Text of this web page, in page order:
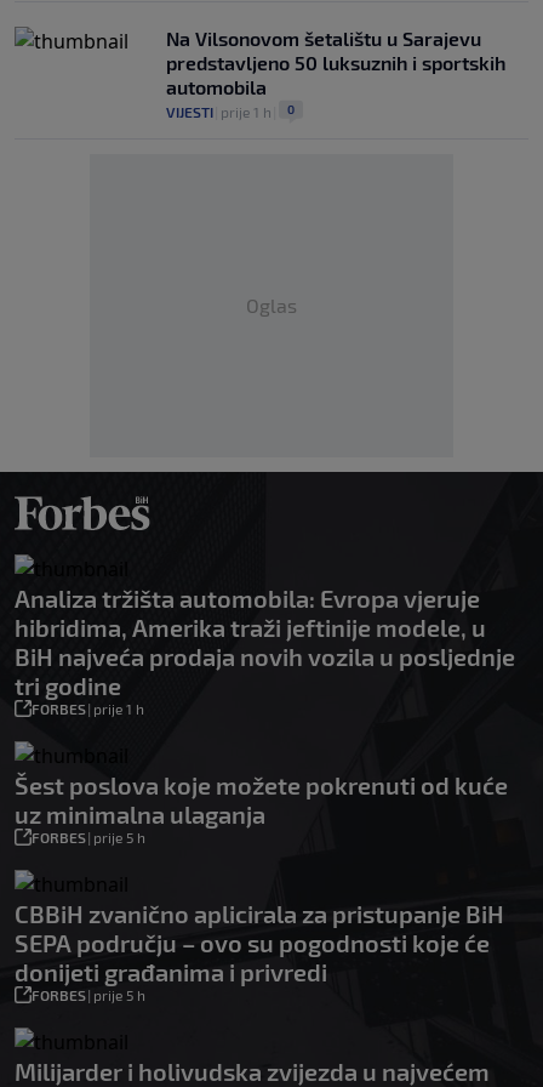
Na Vilsonovom šetalištu u Sarajevu
predstavljeno 50 luksuznih i sportskih
automobila
VIJESTI prije 1 h 0
Oglas
Analiza tržišta automobila: Evropa vjeruje
hibridima, Amerika traži jeftinije modele, u
BiH najveća prodaja novih vozila u posljednje
tri godine
FORBES| prije 1 h
Šest poslova koje možete pokrenuti od kuće
uz minimalna ulaganja
FORBES| prije 5 h
CBBiH zvanično aplicirala za pristupanje BiH
SEPA području – ovo su pogodnosti koje će
donijeti građanima i privredi
FORBES| prije 5 h
Milijarder i holivudska zvijezda u najvećem